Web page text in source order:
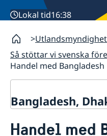
Lokal tid16:38
Så stöttar vi svenska
Handel med Bangladesh
Bangladesh,
Om oss
Handel med